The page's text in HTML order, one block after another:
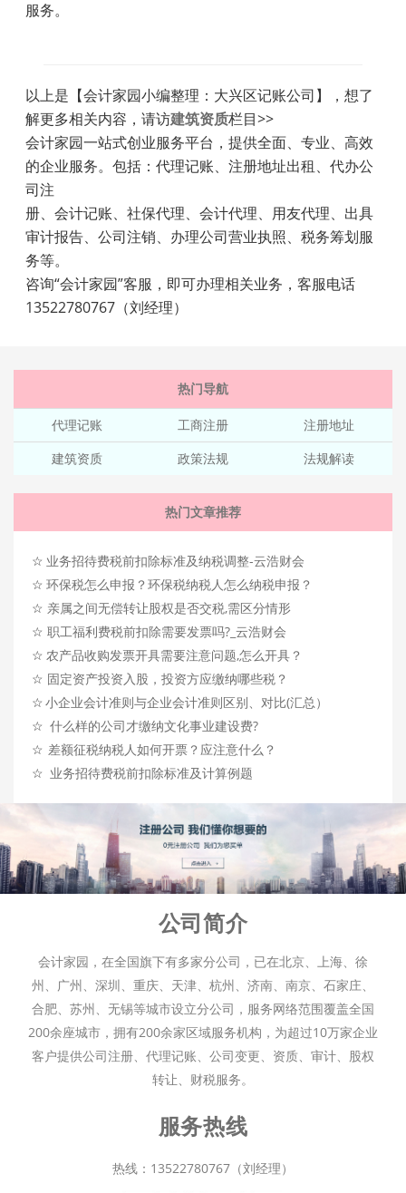
服务。
以上是【会计家园小编整理：大兴区记账公司】，想了
解更多相关内容，请访建筑资质栏目>>
会计家园一站式创业服务平台，提供全面、专业、高效
的企业服务。包括：代理记账、注册地址出租、代办公
司注
册、会计记账、社保代理、会计代理、用友代理、出具
审计报告、公司注销、办理公司营业执照、税务筹划服
务等。
咨询“会计家园”客服，即可办理相关业务，客服电话
13522780767（刘经理）
热门导航
代理记账 工商注册
注册地址
建筑资质
政策法规 法规解读
热门文章推荐
☆ 业务招待费税前扣除标准及纳税调整-云浩财会
☆ 环保税怎么申报？环保税纳税人怎么纳税申报？
☆ 亲属之间无偿转让股权是否交税,需区分情形
☆ 职工福利费税前扣除需要发票吗?_云浩财会
☆ 农产品收购发票开具需要注意问题,怎么开具？
☆ 固定资产投资入股，投资方应缴纳哪些税？
☆ 小企业会计准则与企业会计准则区别、对比(汇总）
☆ 什么样的公司才缴纳文化事业建设费?
☆ 差额征税纳税人如何开票？应注意什么？
☆ 业务招待费税前扣除标准及计算例题
公司简介
会计家园，在全国旗下有多家分公司，已在北京、上海、徐
州、广州、深圳、重庆、天津、杭州、济南、南京、石家庄、
合肥、苏州、无锡等城市设立分公司，服务网络范围覆盖全国
200余座城市，拥有200余家区域服务机构，为超过10万家企业
客户提供公司注册、代理记账、公司变更、资质、审计、股权
转让、财税服务。
服务热线
热线：13522780767（刘经理）